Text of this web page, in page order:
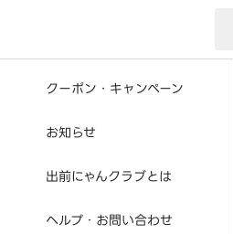
クーポン・キャンペーン
お知らせ
出前にゃんクラブとは
ヘルプ・お問い合わせ